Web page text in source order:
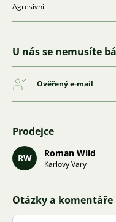
Agresivní
U nás se nemusíte
Ověřený e-mail
Prodejce
RW Roman Wild
Karlovy Vary
Otázky a komentáře